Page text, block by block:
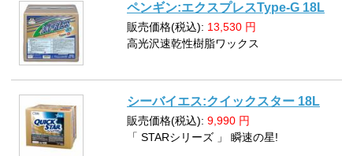
ペンギン:エクスプレスType-G 18L
販売価格(税込): 13,530 円
高光沢速乾性樹脂ワックス
シーバイエス:クイックスター 18L
販売価格(税込): 9,990 円
「 STARシリーズ 」 瞬速の星!